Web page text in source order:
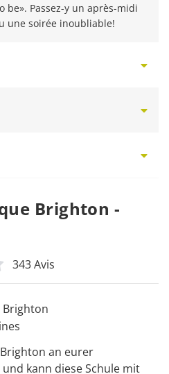
be». Passez-y un après-midi
une soirée inoubliable!
Brighton -
343Avis
Brighton
an eurer
kann diese Schule mit